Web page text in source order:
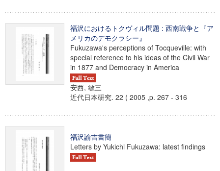
福沢におけるトクヴィル問題 : 西南戦争と『ア
メリカのデモクラシー』
Fukuzawa's perceptions of Tocqueville: with
special reference to his ideas of the Civil War
in 1877 and Democracy in America
安西, 敏三
近代日本研究. 22 ( 2005 ,p. 267 - 316
福沢諭吉書簡
Letters by Yukichi Fukuzawa: latest findings